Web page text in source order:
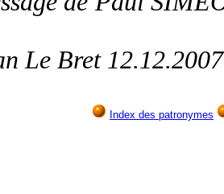
Le Bret 12.12.2007
Index des patronymes